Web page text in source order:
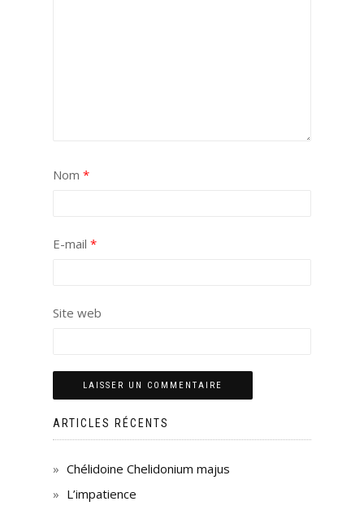
Nom *
E-mail *
Site web
ARTICLES RÉCENTS
Chélidoine Chelidonium majus
L’impatience